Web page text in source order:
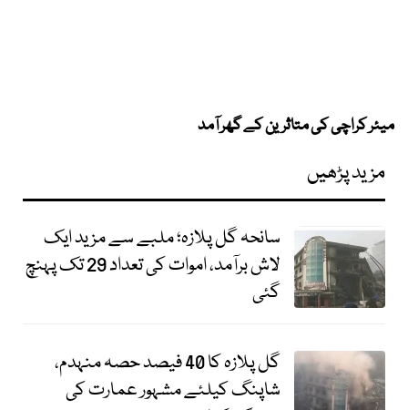
میئر کراچی کی متاثرین کے گھر آمد
مزید پڑھیں
سانحہ گل پلازہ؛ ملبے سے مزید ایک
لاش برآمد، اموات کی تعداد 29 تک پہنچ
گئی
گل پلازہ کا 40 فیصد حصہ منہدم،
شاپنگ کیلئے مشہور عمارت کی